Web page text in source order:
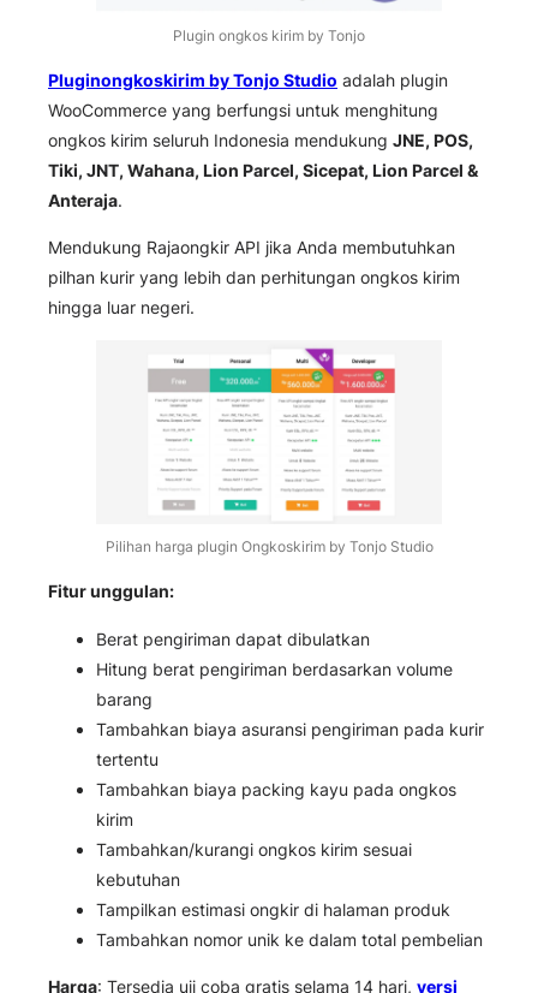
Plugin ongkos kirim by Tonjo
Pluginongkoskirim by Tonjo Studio adalah plugin
WooCommerce yang berfungsi untuk menghitung
ongkos kirim seluruh Indonesia mendukung JNE, POS,
Tiki, JNT, Wahana, Lion Parcel, Sicepat, Lion Parcel &
Anteraja.
Mendukung Rajaongkir API jika Anda membutuhkan
pilhan kurir yang lebih dan perhitungan ongkos kirim
hingga luar negeri.
Pilihan harga plugin Ongkoskirim by Tonjo Studio
Fitur unggulan:
Berat pengiriman dapat dibulatkan
Hitung berat pengiriman berdasarkan volume
barang
Tambahkan biaya asuransi pengiriman pada kurir
tertentu
Tambahkan biaya packing kayu pada ongkos
kirim
Tambahkan/kurangi ongkos kirim sesuai
kebutuhan
Tampilkan estimasi ongkir di halaman produk
Tambahkan nomor unik ke dalam total pembelian
Harga: Tersedia uji coba gratis selama 14 hari, versi